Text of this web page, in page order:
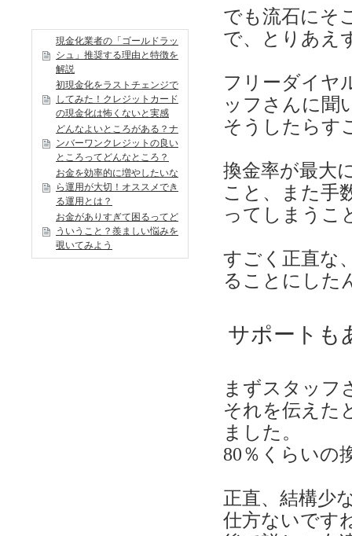
でも流石にそ
で、とりあえ
フリーダイヤ
ッフさんに聞
そうしたらす
換金率が最大
こと、また手
ってしまうこ
すごく正直な
ることにした
サポートも
まずスタッフ
それを伝えた
ました。
80％くらいの
正直、結構少
仕方ないです
現金化業者の「ゴールドラッ
シュ」推奨する理由と特徴を
解説
初現金化をラストチェンジで
してみた！クレジットカード
の現金化は怖くないと実感
どんなよいところがある？ナ
ンバーワンクレジットの良い
ところってどんなところ？
お金を効率的に増やしたいな
ら運用が大切！オススメでき
る運用とは？
お金がありすぎて困るってど
ういうこと？羨ましい悩みを
覗いてみよう